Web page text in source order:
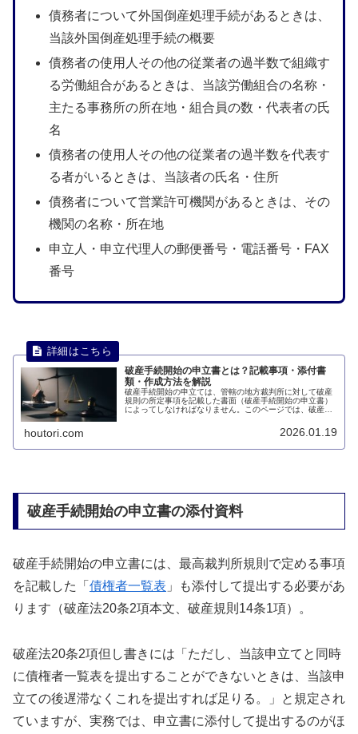
債務者について外国倒産処理手続があるときは、
当該外国倒産処理手続の概要
債務者の使用人その他の従業者の過半数で組織す
る労働組合があるときは、当該労働組合の名称・
主たる事務所の所在地・組合員の数・代表者の氏
名
債務者の使用人その他の従業者の過半数を代表す
る者がいるときは、当該者の氏名・住所
債務者について営業許可機関があるときは、その
機関の名称・所在地
申立人・申立代理人の郵便番号・電話番号・FAX
番号
破産手続開始の申立書とは？記載事項・添付書
類・作成方法を解説
破産手続開始の申立ては、管轄の地方裁判所に対して破産
規則の所定事項を記載した書面（破産手続開始の申立書）
によってしなければなりません。このページでは、破産手
houtori.com 2026.01.19
破産手続開始の申立書の添付資料
破産手続開始の申立書には、最高裁判所規則で定める事項
を記載した「 債権者一覧表 」も添付して提出する必要があ
ります（破産法20条2項本文、破産規則14条1項）。
破産法20条2項但し書きには「ただし、当該申立てと同時
に債権者一覧表を提出することができないときは、当該申
立ての後遅滞なくこれを提出すれば足りる。」と規定され
ていますが、実務では、申立書に添付して提出するのがほ